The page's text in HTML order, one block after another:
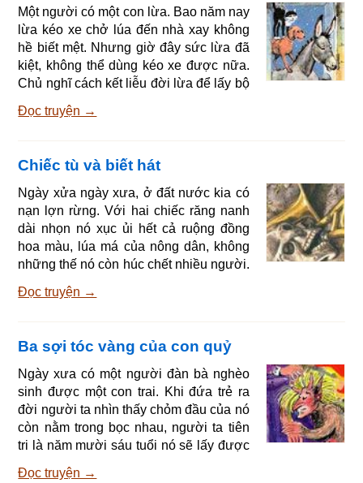
cần phải ăn uống cho khỏe người. Con
đi ngay bây giờ kẻo tí nữa lại nắng. Con
đi cho ngoan, đừng có lang thang trong
rừng
Một người có một con lừa. Bao năm nay
lừa kéo xe chở lúa đến nhà xay không
hề biết mệt. Nhưng giờ đây sức lừa đã
kiệt, không thể dùng kéo xe được nữa.
Chủ nghĩ cách kết liễu đời lừa để lấy bộ
đi và lên đường đến thành Bremen. Lừa
lúc thì gặp một con chó nằm bên đường
vừa ngáp vừa thở ư ứ như vừa chạy rất
mệt. Lừa hỏi: - Này anh bạn, làm sao
mà anh cứ ngáp dài và thở hoài vậy?
Chó
Đọc truyện →
Chiếc tù và biết hát
Ngày xửa ngày xưa, ở đất nước kia có
nạn lợn rừng. Với hai chiếc răng nanh
dài nhọn nó xục ủi hết cả ruộng đồng
hoa màu, lúa má của nông dân, không
những thế nó còn húc chết nhiều người.
giải thoát cho đất nước khỏi cảnh ấy sẽ
dám liều mạng tới khu rừng nó ở. Cuối
cùng nhà vua phải cho loan báo rằng ai
bẫy hay giết chết được con lợn rừng đó
nhà vua sẽ gả công chúa cho, người
con gái
Đọc truyện →
Ba sợi tóc vàng của con quỷ
Ngày xưa có một người đàn bà nghèo
sinh được một con trai. Khi đứa trẻ ra
đời người ta nhìn thấy chỏm đầu của nó
còn nằm trong bọc nhau, người ta tiên
tri là năm mười sáu tuổi nó sẽ lấy được
Đọc truyện →